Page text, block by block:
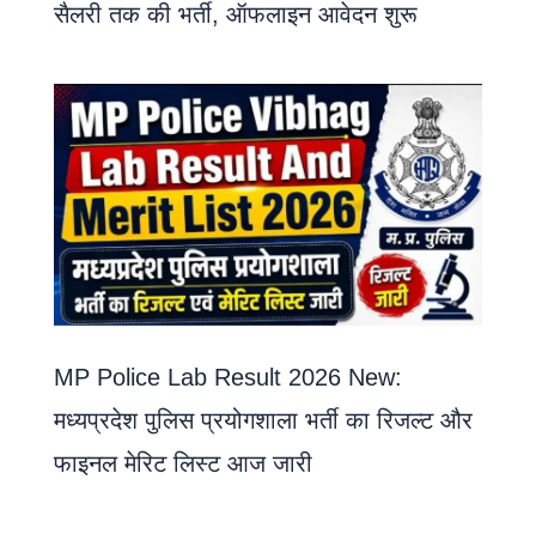
सैलरी तक की भर्ती, ऑफलाइन आवेदन शुरू
MP Police Lab Result 2026 New:
मध्यप्रदेश पुलिस प्रयोगशाला भर्ती का रिजल्ट और
फाइनल मेरिट लिस्ट आज जारी